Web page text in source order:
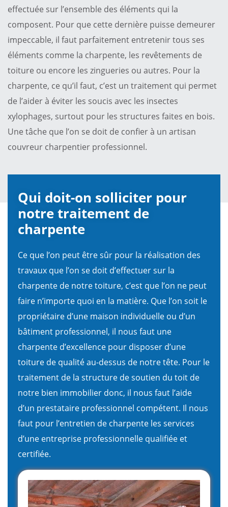
effectuée sur l’ensemble des éléments qui la
composent. Pour que cette dernière puisse demeurer
impeccable, il faut parfaitement entretenir tous ses
éléments comme la charpente, les revêtements de
toiture ou encore les zingueries ou autres. Pour la
charpente, ce qu’il faut, c’est un traitement qui permet
de l’aider à éviter les soucis avec les insectes
xylophages, surtout pour les structures faites en bois.
Une tâche que l’on se doit de confier à un artisan
couvreur charpentier professionnel.
Qui doit-on solliciter pour
notre traitement de
charpente
Ce que l’on peut être sûr pour la réalisation des
travaux que l’on se doit d’effectuer sur la
charpente de notre toiture, c’est que l’on ne peut
faire n’importe quoi en la matière. Que l’on soit le
propriétaire d’une maison individuelle ou d’un
bâtiment professionnel, il nous faut une
charpente d’excellence pour disposer d’une
toiture de qualité au-dessus de notre tête. Pour le
traitement de la structure de soutien du toit de
notre bien immobilier donc, il nous faut l’aide
d’un prestataire professionnel compétent. Il nous
faut pour l’entretien de charpente les services
d’une entreprise professionnelle qualifiée et
certifiée.